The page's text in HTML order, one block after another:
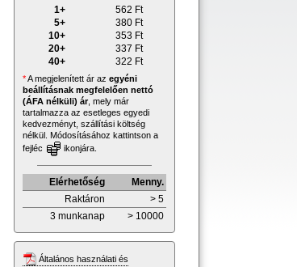
1+ 562 Ft
5+
380 Ft
10+
353 Ft
20+
337 Ft
40+
322 Ft
*A megjelenített ár az egyéni
beállításnak megfelelően nettó
(ÁFA nélküli) ár, mely már
tartalmazza az esetleges egyedi
kedvezményt, szállítási költség
nélkül. Módosításához kattintson a
fejléc
ikonjára.
Elérhetőség
Menny.
Raktáron
> 5
3 munkanap
> 10000
Általános használati és